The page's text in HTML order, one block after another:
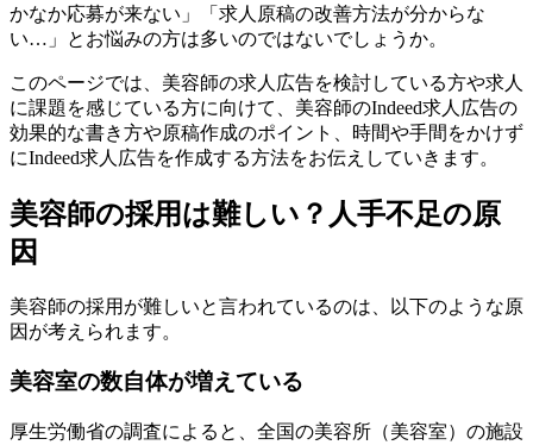
かなか応募が来ない」「求人原稿の改善方法が分からな
い…」とお悩みの方は多いのではないでしょうか。
このページでは、美容師の求人広告を検討している方や求人
に課題を感じている方に向けて、美容師のIndeed求人広告の
効果的な書き方や原稿作成のポイント、時間や手間をかけず
にIndeed求人広告を作成する方法をお伝えしていきます。
美容師の採用は難しい？人手不足の原
因
美容師の採用が難しいと言われているのは、以下のような原
因が考えられます。
美容室の数自体が増えている
厚生労働省の調査によると、全国の美容所（美容室）の施設